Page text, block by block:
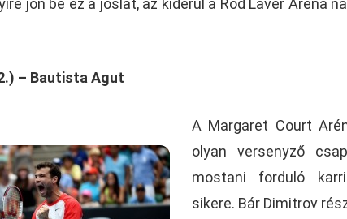
– Bautista Agut
A Margaret Court
olyan versenyző
mostani forduló
sikere. Bár Dimitrov